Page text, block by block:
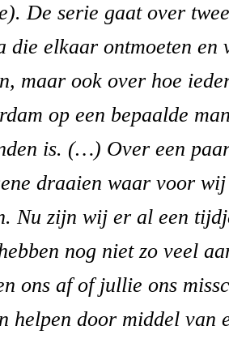
De serie gaat over
die elkaar ontmoeten
maar ook over hoe
op een bepaalde
is. (…) Over een
draaien waar voor
Nu zijn wij er al een
nog niet zo veel
ons af of jullie ons
helpen door middel van